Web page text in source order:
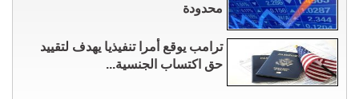
محدودة
ترامب يوقع أمرا تنفيذيا يهدف لتقييد
حق اكتساب الجنسية...